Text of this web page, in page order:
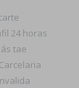
24 horas
tae